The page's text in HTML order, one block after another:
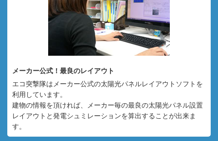
メーカー公式！最良のレイアウト
エコ突撃隊はメーカー公式の太陽光パネルレイアウトソフトを
利用しています。
建物の情報を頂ければ、メーカー毎の最良の太陽光パネル設置
レイアウトと発電シュミレーションを算出することが出来ま
す。